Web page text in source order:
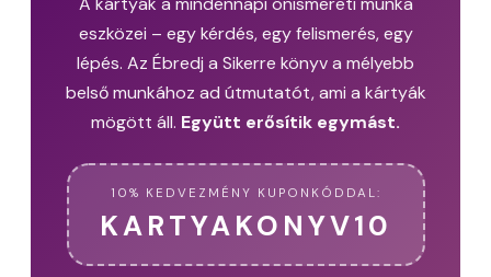
eszközei – egy kérdés, egy felismerés, egy
lépés. Az Ébredj a Sikerre könyv a mélyebb
belső munkához ad útmutatót, ami a kártyák
mögött áll. Együtt erősítik egymást.
10% KEDVEZMÉNY KUPONKÓDDAL:
KARTYAKONYV10